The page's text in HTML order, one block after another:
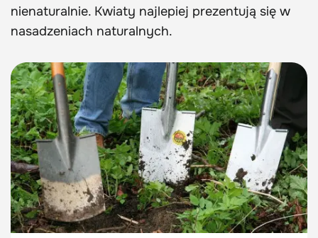
nienaturalnie. Kwiaty najlepiej prezentują się w
nasadzeniach naturalnych.